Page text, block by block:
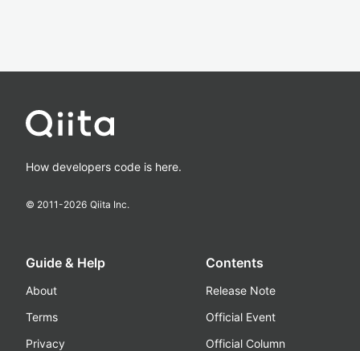
How developers code is here.
© 2011-2026 Qiita Inc.
Guide & Help
About
Terms
Privacy
Contents
Release Note
Official Event
Official Column